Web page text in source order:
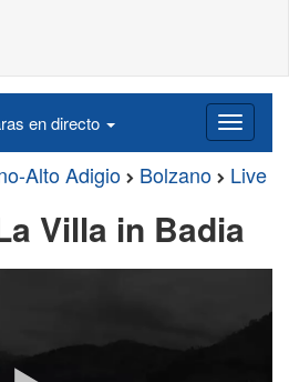
en directo
Alto Adigio Bolzano Live
Villa in Badia